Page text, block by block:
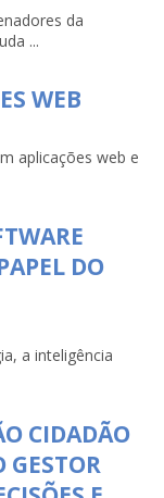
da
...
WEB
aplicações web e
DO
a inteligência
CIDADÃO
GESTOR